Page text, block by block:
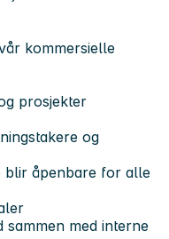
kommersielle
prosjekter
og
blir åpenbare for alle
med interne